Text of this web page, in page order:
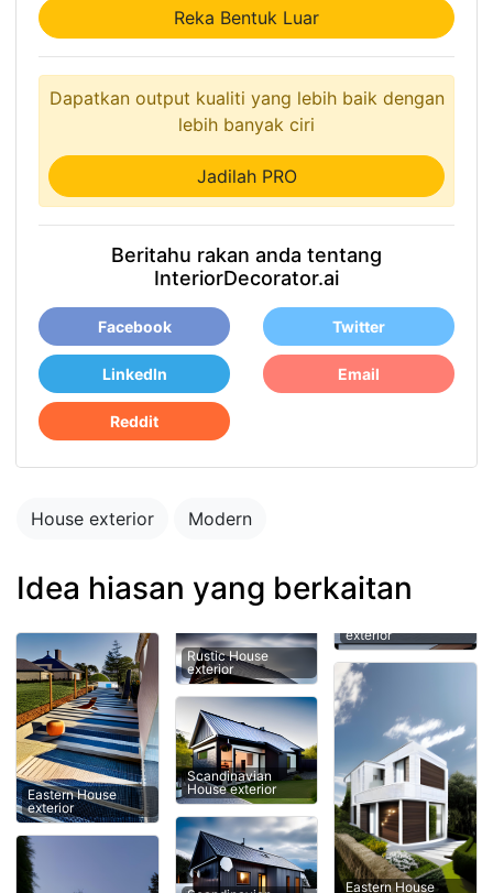
Reka Bentuk Luar
Dapatkan output kualiti yang lebih baik dengan
lebih banyak ciri
Jadilah PRO
Beritahu rakan anda tentang
InteriorDecorator.ai
Facebook Twitter
LinkedIn Email
Reddit
House exterior Modern
Idea hiasan yang berkaitan
Eastern House
exterior
Rustic House
exterior
Scandinavian
House exterior
exterior
Eastern House